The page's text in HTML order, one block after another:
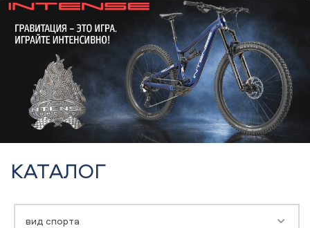
КАТАЛОГ
вид спорта